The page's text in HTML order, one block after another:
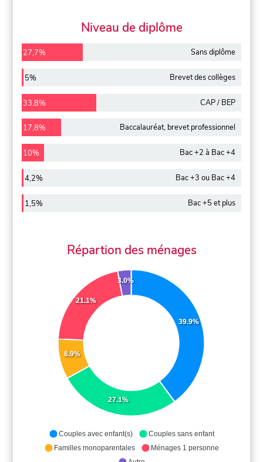
Niveau de diplôme
27,7% Sans diplôme
5% Brevet des collèges
33,8% CAP / BEP
17,8% Baccalauréat, brevet professionnel
10% Bac +2 à Bac +4
4,2% Bac +3 ou Bac +4
1,5% Bac +5 et plus
Répartion des ménages
39.9%
27.1%
8.9%
21.1%
3.0%
Couples avec enfant(s)
Couples sans enfant
Familles monoparentales
Ménages 1 personne